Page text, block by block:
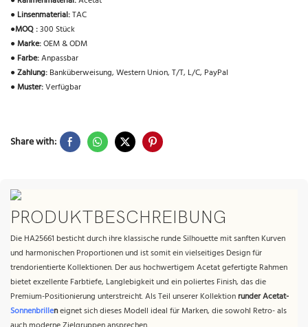
● Linsenmaterial:TAC
●MOQ :300 Stück
●Marke:OEM & ODM
● Farbe:Anpassbar
●Zahlung: Banküberweisung, Western Union, T/T, L/C, PayPal
●Muster:Verfügbar
Share with:
PRODUKTBESCHREIBUNG
Die HA25661 besticht durch ihre klassische runde Silhouette mit sanften Kurven
und harmonischen Proportionen und ist somit ein vielseitiges Design für
trendorientierte Kollektionen. Der aus hochwertigem Acetat gefertigte Rahmen
bietet exzellente Farbtiefe, Langlebigkeit und ein poliertes Finish, das die
Premium-Positionierung unterstreicht. Als Teil unserer Kollektionrunder Acetat-
Sonnenbrilleneignet sich dieses Modell ideal für Marken, die sowohl Retro- als